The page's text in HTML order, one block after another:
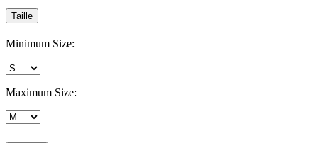
Taille
Minimum Size:
Maximum Size: